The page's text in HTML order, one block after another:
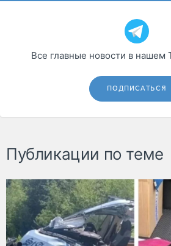
Все главные новости в нашем
ПОДПИСАТЬСЯ
Публикации по теме